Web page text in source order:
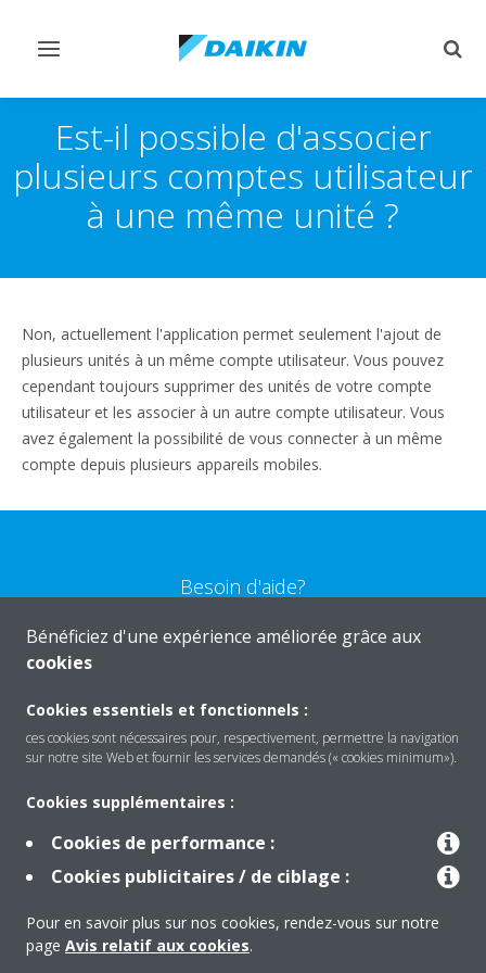
Afficher/masquer
Est-il possible d'associer
plusieurs comptes utilisateur
à une même unité ?
Non, actuellement l'application permet seulement l'ajout de
plusieurs unités à un même compte utilisateur. Vous pouvez
cependant toujours supprimer des unités de votre compte
utilisateur et les associer à un autre compte utilisateur. Vous
avez également la possibilité de vous connecter à un même
compte depuis plusieurs appareils mobiles.
Besoin d'aide?
CONTACTEZ-NOUS
Solutions
À propos de Daikin
Bénéficiez d'une expérience améliorée grâce aux
cookies
Cookies essentiels et fonctionnels :
ces cookies sont nécessaires pour, respectivement, permettre la navigation
sur notre site Web et fournir les services demandés (« cookies minimum»).
Cookies supplémentaires :
Cookies de performance :
Cookies publicitaires / de ciblage :
Pour en savoir plus sur nos cookies, rendez-vous sur notre
page Avis relatif aux cookies.